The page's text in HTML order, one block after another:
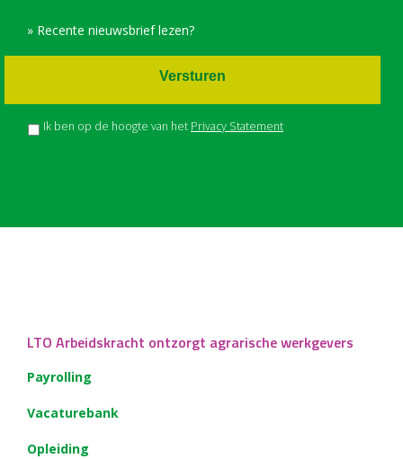
» Recente nieuwsbrief lezen?
Ik ben op de hoogte van het Privacy Statement
Versturen
LTO Arbeidskracht ontzorgt agrarische werkgevers
Payrolling
Vacaturebank
Opleiding